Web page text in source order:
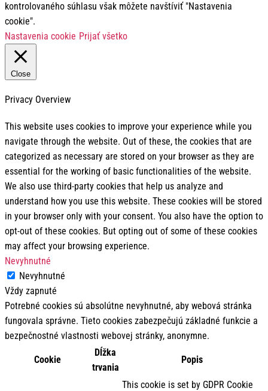
kontrolovaného súhlasu však môžete navštíviť "Nastavenia
cookie".
Nastavenia cookie Prijať všetko
Close
Privacy Overview
This website uses cookies to improve your experience while you
navigate through the website. Out of these, the cookies that are
categorized as necessary are stored on your browser as they are
essential for the working of basic functionalities of the website.
We also use third-party cookies that help us analyze and
understand how you use this website. These cookies will be stored
in your browser only with your consent. You also have the option to
opt-out of these cookies. But opting out of some of these cookies
may affect your browsing experience.
Nevyhnutné
Nevyhnutné
Vždy zapnuté
Potrebné cookies sú absolútne nevyhnutné, aby webová stránka
fungovala správne. Tieto cookies zabezpečujú základné funkcie a
bezpečnostné vlastnosti webovej stránky, anonymne.
Cookie
Dĺžka
trvania
Popis
This cookie is set by GDPR Cookie